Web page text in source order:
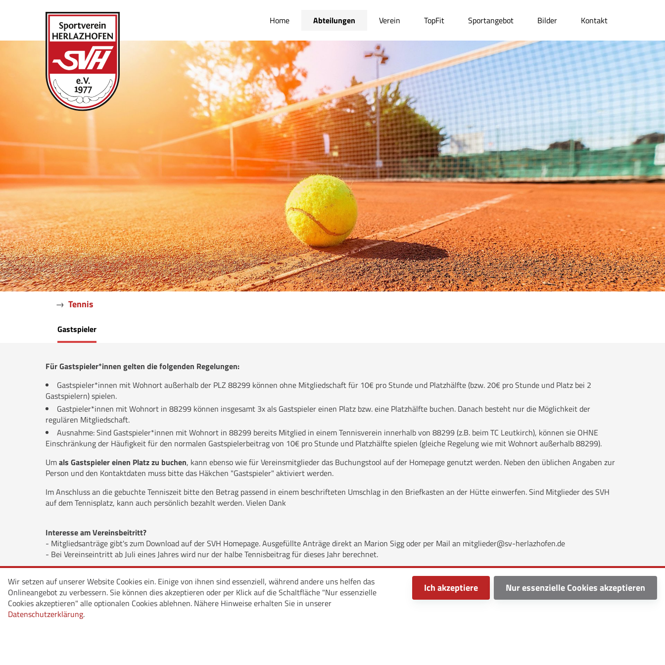
Home Abteilungen Verein TopFit Sportangebot Bilder Kontakt
→ Tennis
Gastspieler
Für Gastspieler*innen gelten die folgenden Regelungen:
Gastspieler*innen mit Wohnort außerhalb der PLZ 88299 können ohne Mitgliedschaft für 10€ pro Stunde und Platzhälfte (bzw. 20€ pro Stunde und Platz bei 2
Gastspielern) spielen.
Gastpieler*innen mit Wohnort in 88299 können insgesamt 3x als Gastspieler einen Platz bzw. eine Platzhälfte buchen. Danach besteht nur die Möglichkeit der
regulären Mitgliedschaft.
Ausnahme: Sind Gastspieler*innen mit Wohnort in 88299 bereits Mitglied in einem Tennisverein innerhalb von 88299 (z.B. beim TC Leutkirch), können sie OHNE
Einschränkung der Häufigkeit für den normalen Gastspielerbeitrag von 10€ pro Stunde und Platzhälfte spielen (gleiche Regelung wie mit Wohnort außerhalb 88299).
Umals Gastspieler einen Platz zu buchen, kann ebenso wie für Vereinsmitglieder das Buchungstool auf der Homepage genutzt werden. Neben den üblichen Angaben zur
Person und den Kontaktdaten muss bitte das Häkchen "Gastspieler" aktiviert werden.
Im Anschluss an die gebuchte Tenniszeit bitte den Betrag passend in einem beschrifteten Umschlag in den Briefkasten an der Hütte einwerfen. Sind Mitglieder des SVH
auf dem Tennisplatz, kann auch persönlich bezahlt werden. Vielen Dank
Interesse am Vereinsbeitritt?
- Mitgliedsanträge gibt's zum Download auf der SVH Homepage. Ausgefüllte Anträge direkt an Marion Sigg oder per Mail an mitglieder@sv-herlazhofen.de
- Bei Vereinseintritt ab Juli eines Jahres wird nur der halbe Tennisbeitrag für dieses Jahr berechnet.
Wir setzen auf unserer Website Cookies ein. Einige von ihnen sind essenziell, während andere uns helfen das
Onlineangebot zu verbessern. Sie können dies akzeptieren oder per Klick auf die Schaltfläche "Nur essenzielle
Cookies akzeptieren" alle optionalen Cookies ablehnen. Nähere Hinweise erhalten Sie in unserer
Datenschutzerklärung.
Ich akzeptiere Nur essenzielle Cookies akzeptieren